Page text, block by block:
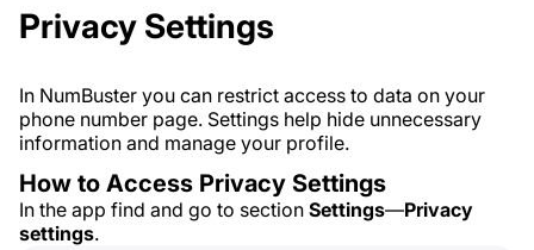
Privacy Settings
In NumBuster you can restrict access to data on your
phone number page. Settings help hide unnecessary
information and manage your profile.
How to Access Privacy Settings
In the app find and go to section Settings—Privacy
settings.